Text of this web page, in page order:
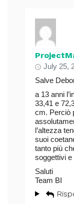
July 25,
Salve
a 13 anni
33,41 e
cm. Perciò
l’altezza
suoi
tanto più
soggettivi e
Saluti
Team BI